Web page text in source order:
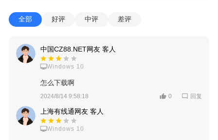
全部 好评 中评 差评
中国CZ88.NET网友 客人
Windows 10
怎么下载啊
2024/8/14 9:58:18 0 回复
上海有线通网友 客人
Windows 10